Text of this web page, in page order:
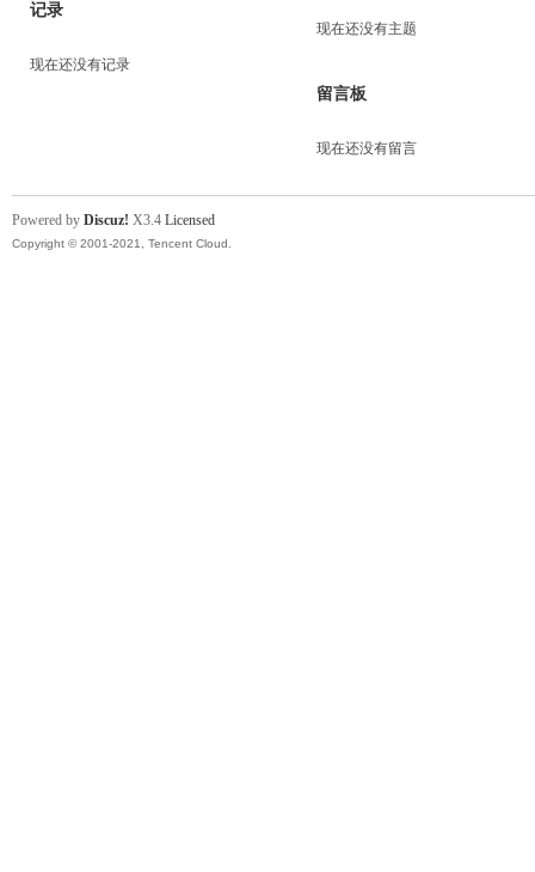
记录
现在还没有记录
现在还没有主题
留言板
现在还没有留言
Powered by Discuz! X3.4 Licensed
Copyright © 2001-2021, Tencent Cloud.